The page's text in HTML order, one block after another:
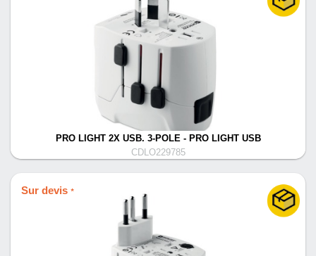
PRO LIGHT 2X USB. 3-POLE - PRO LIGHT USB
CDLO229785
Sur devis *